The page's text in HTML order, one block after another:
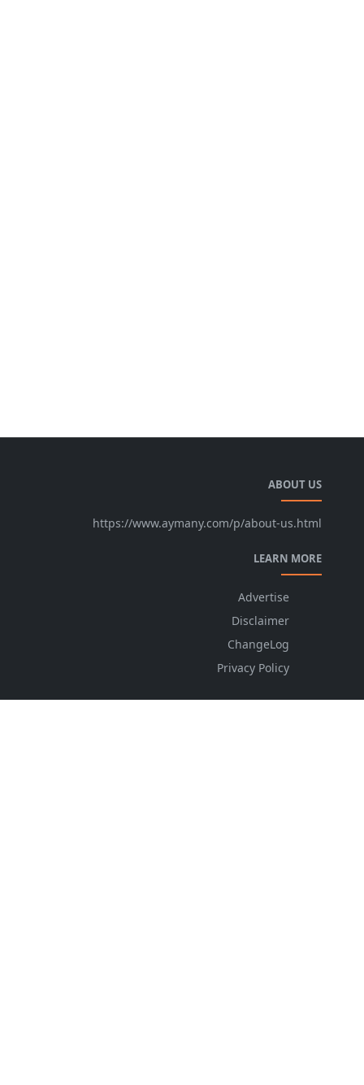
ABOUT US
https://www.aymany.com/p/about-us.html
LEARN MORE
Advertise
Disclaimer
ChangeLog
Privacy Policy